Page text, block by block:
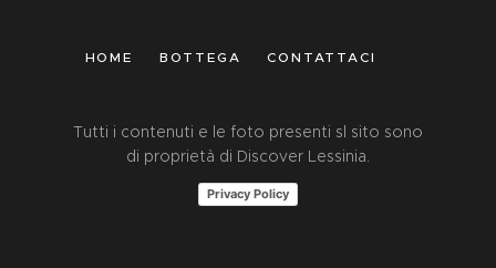
HOME BOTTEGA CONTATTACI
Tutti i contenuti e le foto presenti sl sito sono
di proprietà di Discover Lessinia.
Privacy Policy